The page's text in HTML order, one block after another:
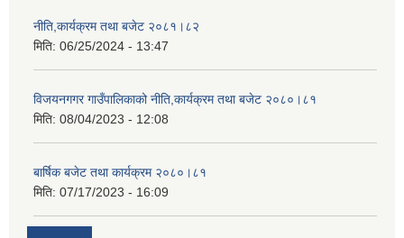
नीति,कार्यक्रम तथा बजेट २०८१।८२
मिति: 06/25/2024 - 13:47
विजयनगगर गाउँपालिकाको नीति,कार्यक्रम तथा बजेट २०८०।८१
मिति: 08/04/2023 - 12:08
बार्षिक बजेट तथा कार्यक्रम २०८०।८१
मिति: 07/17/2023 - 16:09